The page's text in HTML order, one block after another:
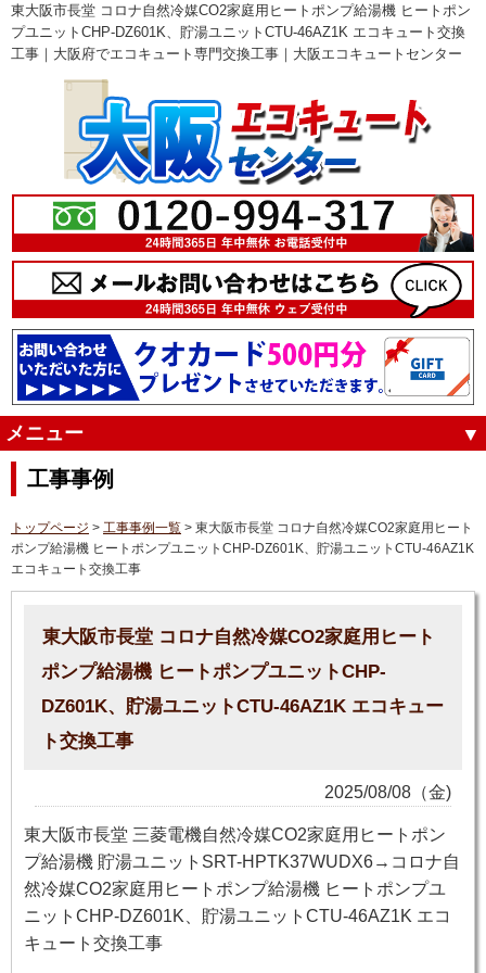
東大阪市長堂 コロナ自然冷媒CO2家庭用ヒートポンプ給湯機 ヒートポン
プユニットCHP-DZ601K、貯湯ユニットCTU-46AZ1K エコキュート交換
工事｜大阪府でエコキュート専門交換工事｜大阪エコキュートセンター
メニュー
工事事例
トップページ > 工事事例一覧 > 東大阪市長堂 コロナ自然冷媒CO2家庭用ヒート
ポンプ給湯機 ヒートポンプユニットCHP-DZ601K、貯湯ユニットCTU-46AZ1K
エコキュート交換工事
東大阪市長堂 コロナ自然冷媒CO2家庭用ヒート
ポンプ給湯機 ヒートポンプユニットCHP-
DZ601K、貯湯ユニットCTU-46AZ1K エコキュー
ト交換工事
2025/08/08（金)
東大阪市長堂 三菱電機自然冷媒CO2家庭用ヒートポン
プ給湯機 貯湯ユニットSRT-HPTK37WUDX6→コロナ自
然冷媒CO2家庭用ヒートポンプ給湯機 ヒートポンプユ
ニットCHP-DZ601K、貯湯ユニットCTU-46AZ1K エコ
キュート交換工事